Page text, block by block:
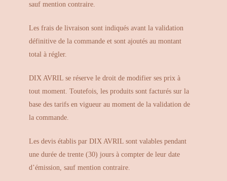
sauf mention contraire.
Les frais de livraison sont indiqués avant la validation
définitive de la commande et sont ajoutés au montant
total à régler.
DIX AVRIL se réserve le droit de modifier ses prix à
tout moment. Toutefois, les produits sont facturés sur la
base des tarifs en vigueur au moment de la validation de
la commande.
Les devis établis par DIX AVRIL sont valables pendant
une durée de trente (30) jours à compter de leur date
d’émission, sauf mention contraire.